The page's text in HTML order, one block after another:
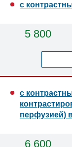
с
5 800
с
перфузией)
6 600